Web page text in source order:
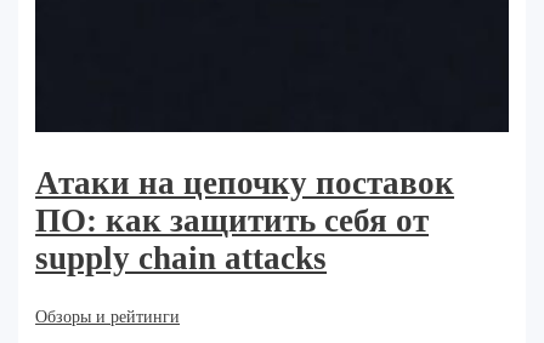
Атаки на цепочку поставок
ПО: как защитить себя от
supply chain attacks
Обзоры и рейтинги